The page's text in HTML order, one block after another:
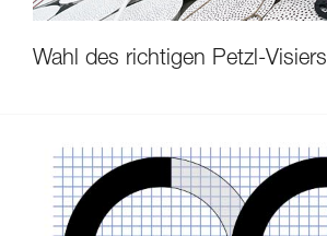
Wahl des richtigen Petzl-Visiers